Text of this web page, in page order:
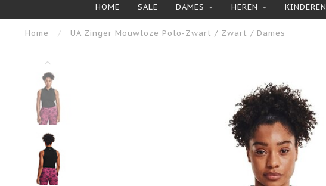
HOME SALE DAMES HEREN KINDEREN
Home / UA Zinger Mouwloze Polo-Zwart / Zwart / Dames